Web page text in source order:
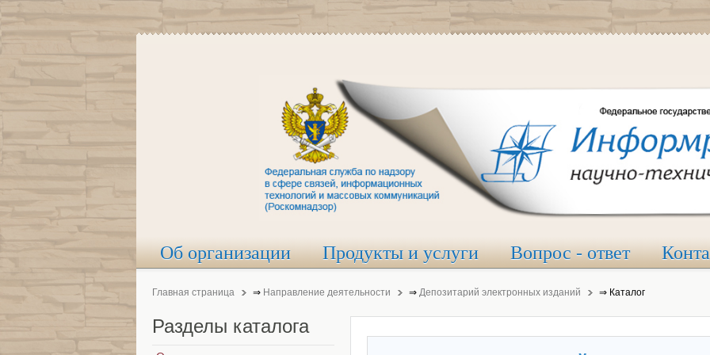
Об организации Продукты и услуги Вопрос - ответ
Главная страница ⇒ Направление деятельности ⇒ Депозитарий электронных изданий ⇒ Каталог
Разделы каталога